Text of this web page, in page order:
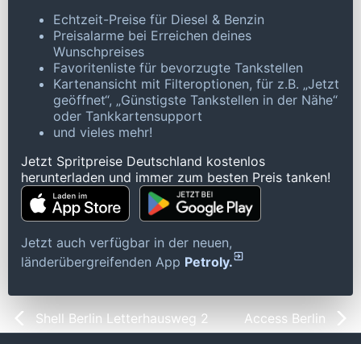
Echtzeit-Preise für Diesel & Benzin
Preisalarme bei Erreichen deines
Wunschpreises
Favoritenliste für bevorzugte Tankstellen
Kartenansicht mit Filteroptionen, für z.B. „Jetzt
geöffnet“, „Günstigste Tankstellen in der Nähe“
oder Tankkartensupport
und vieles mehr!
Jetzt Spritpreise Deutschland kostenlos
herunterladen und immer zum besten Preis tanken!
Jetzt auch verfügbar in der neuen,
länderübergreifenden App Petroly.
Shell Berlin Letterhausweg 2 Access Berlin